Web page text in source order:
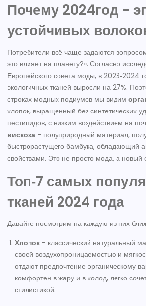
Почему 2024год -
устойчивых
Потребители всё чаще задаются
это влияет на планету?». Согласно
Европейского совета моды, в 2023‑2024
экологичных тканей выросли на 27%.
строках модных подиумов мы видим
хлопок, выращенный без синтетических
пестицидов, с низким воздействием на
вискоза - полуприродный материал,
быстрорастущего бамбука, обладающий
свойствами. Это не просто мода, а новый
Топ‑7 самых
тканей 2024 года
Давайте посмотрим на каждую из них
Хлопок - классический натуральный
своей воздухопроницаемостью и
отдают предпочтение органическому
комфортен в жару и в холод, легко
стилистикой.